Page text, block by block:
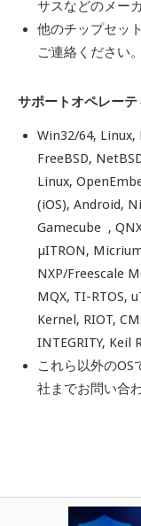
サスなどのメー
他のチップセッ
ご連絡ください。
サポートオペレー
Win32/64, Linux,
FreeBSD,
Linux,
(iOS), Android,
Gamecube ,
µITRON,
NXP/Freescale
MQX, TI-RTOS,
Kernel, RIOT,
INTEGRITY, Keil
これら以外の
社までお問い合